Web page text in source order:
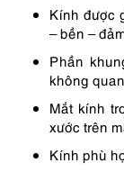
Kính được
– bền –
Phần
không
Mắt kính
xước trên
Kính phù